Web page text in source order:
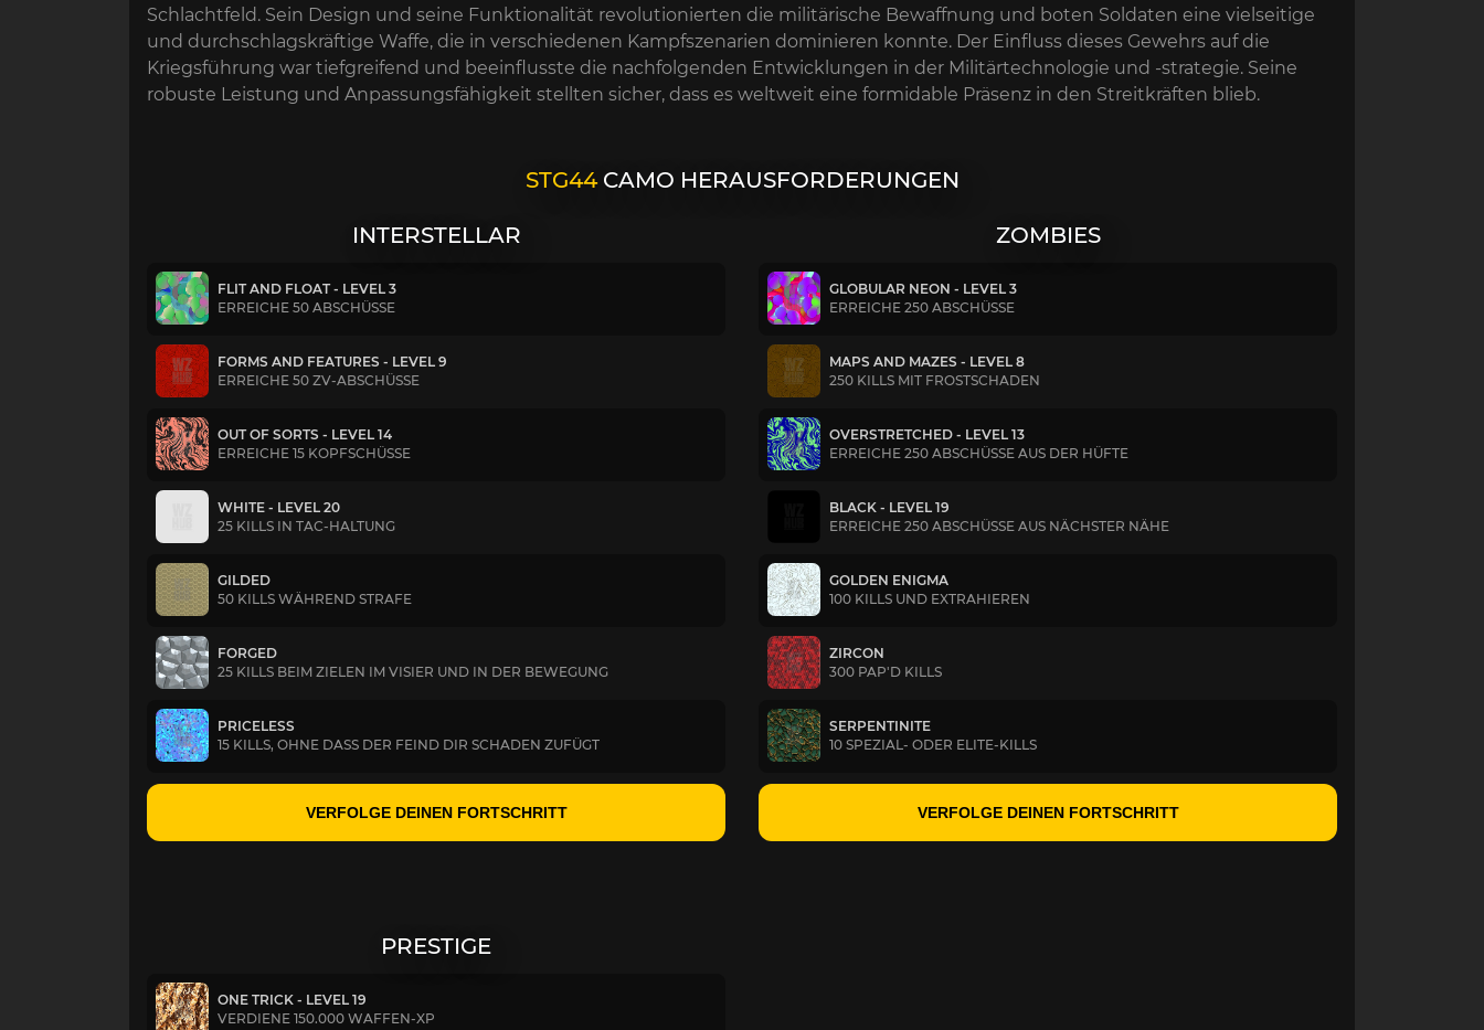
Schlachtfeld. Sein Design und seine Funktionalität revolutionierten die militärische Bewaffnung und boten Soldaten eine vielseitige
und durchschlagskräftige Waffe, die in verschiedenen Kampfszenarien dominieren konnte. Der Einfluss dieses Gewehrs auf die
Kriegsführung war tiefgreifend und beeinflusste die nachfolgenden Entwicklungen in der Militärtechnologie und -strategie. Seine
robuste Leistung und Anpassungsfähigkeit stellten sicher, dass es weltweit eine formidable Präsenz in den Streitkräften blieb.
STG44CAMO HERAUSFORDERUNGEN
INTERSTELLAR
FLIT AND FLOAT - LEVEL 3
ERREICHE 50 ABSCHÜSSE
FORMS AND FEATURES - LEVEL 9
ERREICHE 50 ZV-ABSCHÜSSE
OUT OF SORTS - LEVEL 14
ERREICHE 15 KOPFSCHÜSSE
WHITE - LEVEL 20
25 KILLS IN TAC-HALTUNG
GILDED
50 KILLS WÄHREND STRAFE
FORGED
25 KILLS BEIM ZIELEN IM VISIER UND IN DER BEWEGUNG
PRICELESS
15 KILLS, OHNE DASS DER FEIND DIR SCHADEN ZUFÜGT
VERFOLGE DEINEN FORTSCHRITT
ZOMBIES
GLOBULAR NEON - LEVEL 3
ERREICHE 250 ABSCHÜSSE
MAPS AND MAZES - LEVEL 8
250 KILLS MIT FROSTSCHADEN
OVERSTRETCHED - LEVEL 13
ERREICHE 250 ABSCHÜSSE AUS DER HÜFTE
BLACK - LEVEL 19
ERREICHE 250 ABSCHÜSSE AUS NÄCHSTER NÄHE
GOLDEN ENIGMA
100 KILLS UND EXTRAHIEREN
ZIRCON
300 PAP'D KILLS
SERPENTINITE
10 SPEZIAL- ODER ELITE-KILLS
VERFOLGE DEINEN FORTSCHRITT
PRESTIGE
ONE TRICK - LEVEL 19
VERDIENE 150.000 WAFFEN-XP